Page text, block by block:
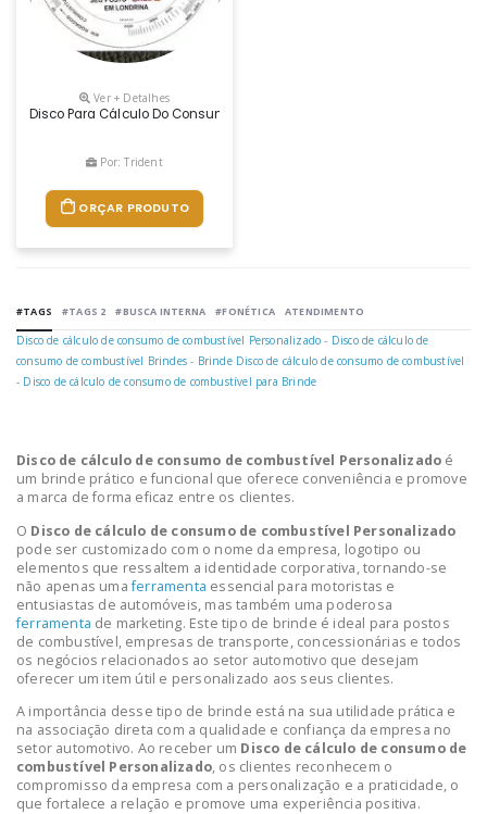
Ver + Detalhes
Disco Para Cálculo Do Consumo De Combustível - 90 X 90 Mm.
Por: Trident
ORÇAR PRODUTO
#TAGS #TAGS 2 #BUSCA INTERNA #FONÉTICA ATENDIMENTO
Disco de cálculo de consumo de combustível Personalizado - Disco de cálculo de
consumo de combustível Brindes - Brinde Disco de cálculo de consumo de combustível
- Disco de cálculo de consumo de combustível para Brinde
Disco de cálculo de consumo de combustível Personalizado é
um brinde prático e funcional que oferece conveniência e promove
a marca de forma eficaz entre os clientes.
O Disco de cálculo de consumo de combustível Personalizado
pode ser customizado com o nome da empresa, logotipo ou
elementos que ressaltem a identidade corporativa, tornando-se
não apenas umaferramenta essencial para motoristas e
entusiastas de automóveis, mas também uma poderosa
ferramenta de marketing. Este tipo de brinde é ideal para postos
de combustível, empresas de transporte, concessionárias e todos
os negócios relacionados ao setor automotivo que desejam
oferecer um item útil e personalizado aos seus clientes.
A importância desse tipo de brinde está na sua utilidade prática e
na associação direta com a qualidade e confiança da empresa no
setor automotivo. Ao receber um Disco de cálculo de consumo de
combustível Personalizado, os clientes reconhecem o
compromisso da empresa com a personalização e a praticidade, o
que fortalece a relação e promove uma experiência positiva.